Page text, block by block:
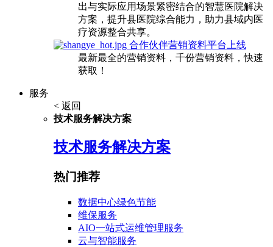
出与实际应用场景紧密结合的智慧医院解决
方案，提升县医院综合能力，助力县域内医
疗资源整合共享。
合作伙伴营销资料平台上线
最新最全的营销资料，千份营销资料，快速
获取！
服务
< 返回
技术服务解决方案
技术服务解决方案
热门推荐
数据中心绿色节能
维保服务
AIO一站式运维管理服务
云与智能服务